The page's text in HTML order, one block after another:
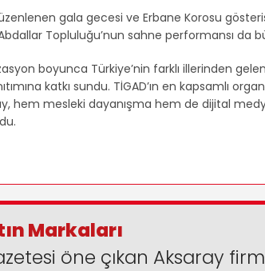
gala gecesi ve Erbane Korosu
Topluluğu’nun sahne performansı da
boyunca Türkiye’nin farklı illerinden
katkı sundu. TİGAD’ın en kapsamlı
hem mesleki dayanışma hem de dijital
Markaları
öne çıkan Aksaray